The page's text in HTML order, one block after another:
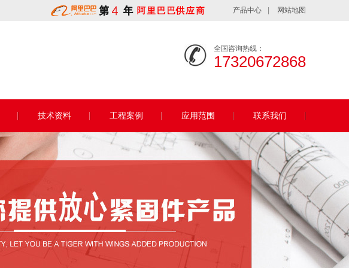
产品中心 网站地图
全国咨询热线：
17320672868
技术资料 工程案例 应用范围 联系我们